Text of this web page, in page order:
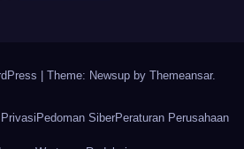
Theme: Newsup by Themeansar.
Pedoman SiberPeraturan Perusahaan